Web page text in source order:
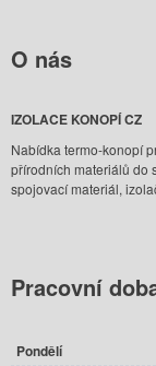
O nás
IZOLACE KONOPÍ CZ
Nabídka termo-konopí
přírodních materiálů do
spojovací materiál,
Pracovní
Pondělí